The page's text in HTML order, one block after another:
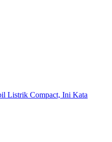
Listrik Compact, Ini Kata